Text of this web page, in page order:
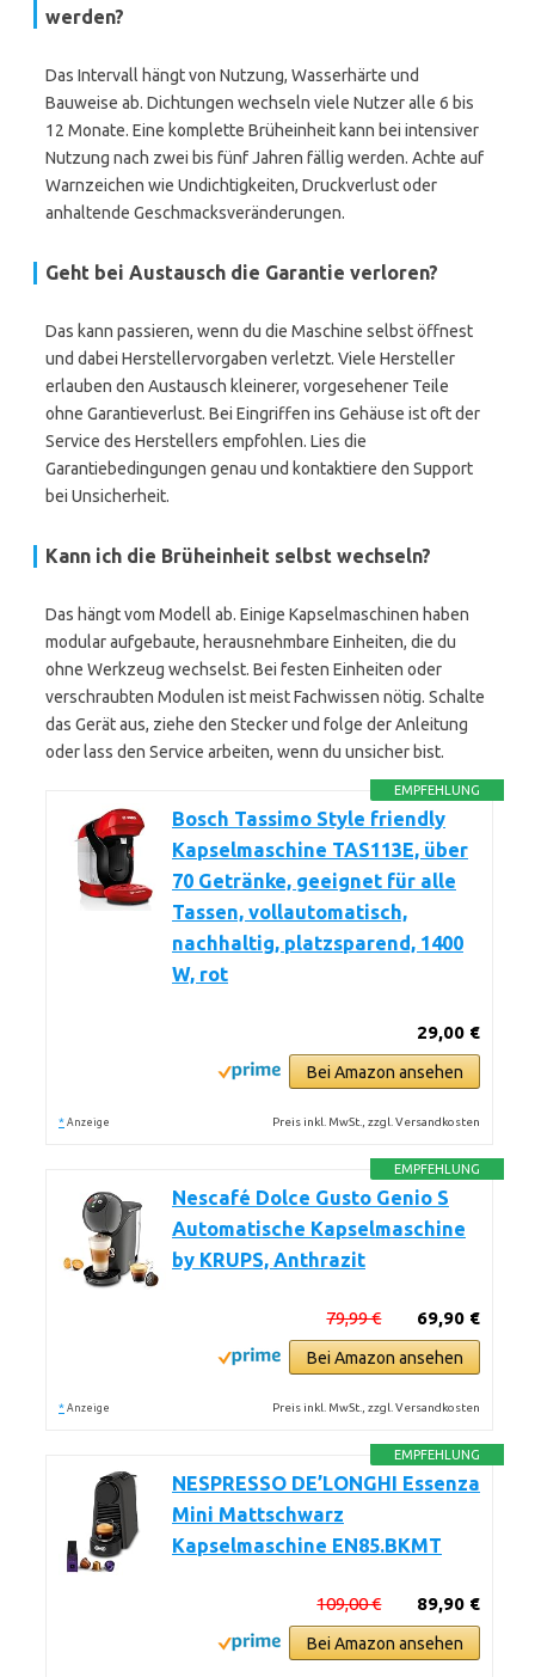
werden?
Das Intervall hängt von Nutzung, Wasserhärte und
Bauweise ab. Dichtungen wechseln viele Nutzer alle 6 bis
12 Monate. Eine komplette Brüheinheit kann bei intensiver
Nutzung nach zwei bis fünf Jahren fällig werden. Achte auf
Warnzeichen wie Undichtigkeiten, Druckverlust oder
anhaltende Geschmacksveränderungen.
Geht bei Austausch die Garantie verloren?
Das kann passieren, wenn du die Maschine selbst öffnest
und dabei Herstellervorgaben verletzt. Viele Hersteller
erlauben den Austausch kleinerer, vorgesehener Teile
ohne Garantieverlust. Bei Eingriffen ins Gehäuse ist oft der
Service des Herstellers empfohlen. Lies die
Garantiebedingungen genau und kontaktiere den Support
bei Unsicherheit.
Kann ich die Brüheinheit selbst wechseln?
Das hängt vom Modell ab. Einige Kapselmaschinen haben
modular aufgebaute, herausnehmbare Einheiten, die du
ohne Werkzeug wechselst. Bei festen Einheiten oder
verschraubten Modulen ist meist Fachwissen nötig. Schalte
das Gerät aus, ziehe den Stecker und folge der Anleitung
oder lass den Service arbeiten, wenn du unsicher bist.
EMPFEHLUNG
Bosch Tassimo Style friendly
Kapselmaschine TAS113E, über
70 Getränke, geeignet für alle
Tassen, vollautomatisch,
nachhaltig, platzsparend, 1400
W, rot
29,00 €
Bei Amazon ansehen
* Anzeige Preis inkl. MwSt., zzgl. Versandkosten
EMPFEHLUNG
Nescafé Dolce Gusto Genio S
Automatische Kapselmaschine
by KRUPS, Anthrazit
69,90 €
79,99 €
Bei Amazon ansehen
* Anzeige Preis inkl. MwSt., zzgl. Versandkosten
EMPFEHLUNG
NESPRESSO DE’LONGHI Essenza
Mini Mattschwarz
Kapselmaschine EN85.BKMT
89,90 €
109,00 €
Bei Amazon ansehen